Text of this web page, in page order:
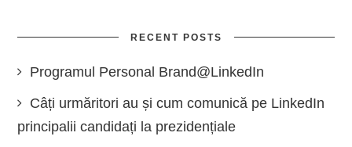
RECENT POSTS
Programul Personal Brand@LinkedIn
Câți urmăritori au și cum comunică pe LinkedIn
principalii candidați la prezidențiale